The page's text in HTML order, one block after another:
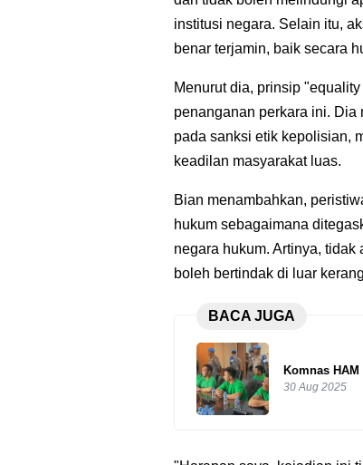
institusi negara. Selain itu,
benar terjamin, baik secara
Menurut dia, prinsip
penanganan perkara ini. Dia
pada sanksi etik kepolisian,
keadilan masyarakat luas.
Bian menambahkan,
hukum sebagaimana
negara hukum. Artinya,
boleh bertindak di luar
BACA JUGA
Komnas
30 Aug 2025